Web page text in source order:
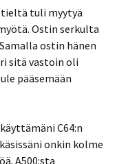
tieltä tuli myytyä
Ostin serkulta
ostin hänen
sitä vastoin oli
pääsemään
C64:n
onkin kolme
A500:sta